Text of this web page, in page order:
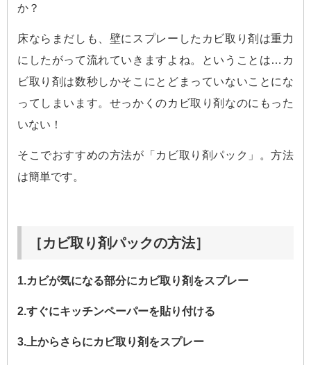
か？
床ならまだしも、壁にスプレーしたカビ取り剤は重力
にしたがって流れていきますよね。ということは…カ
ビ取り剤は数秒しかそこにとどまっていないことにな
ってしまいます。せっかくのカビ取り剤なのにもった
いない！
そこでおすすめの方法が「カビ取り剤パック」。方法
は簡単です。
［カビ取り剤パックの方法］
1.カビが気になる部分にカビ取り剤をスプレー
2.すぐにキッチンペーパーを貼り付ける
3.上からさらにカビ取り剤をスプレー